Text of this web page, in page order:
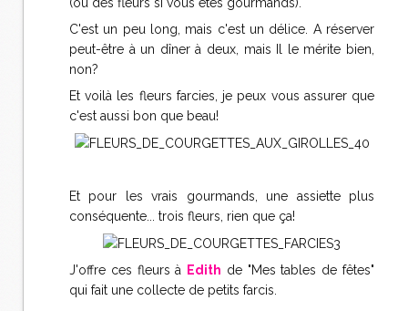
C'est un peu long, mais c'est un délice. A réserver
peut-être à un dîner à deux, mais Il le mérite bien,
non?
Et voilà les fleurs farcies, je peux vous assurer que
c'est aussi bon que beau!
Et pour les vrais gourmands, une assiette plus
conséquente... trois fleurs, rien que ça!
J'offre ces fleurs à Edith de "Mes tables de fêtes"
qui fait une collecte de petits farcis.